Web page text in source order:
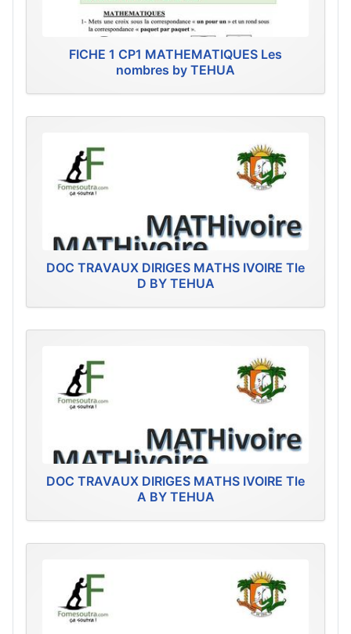
FICHE 1 CP1 MATHEMATIQUES Les
nombres by TEHUA
DOC TRAVAUX DIRIGES MATHS IVOIRE Tle
D BY TEHUA
DOC TRAVAUX DIRIGES MATHS IVOIRE Tle
A BY TEHUA